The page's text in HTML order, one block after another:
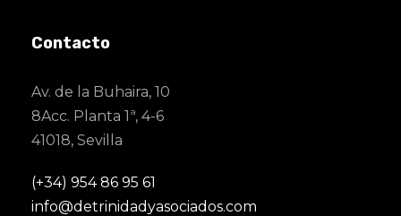
Contacto
Av. de la Buhaira, 10
8Acc. Planta 1ª, 4-6
41018, Sevilla
(+34) 954 86 95 61
info@detrinidadyasociados.com